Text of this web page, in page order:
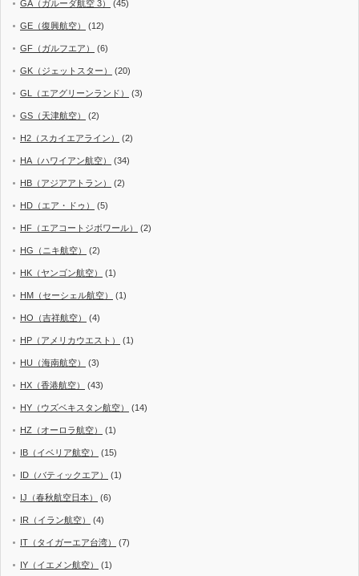
GA（ガルーダ航空 3） (45)
GE（復興航空） (12)
GF（ガルフエア） (6)
GK（ジェットスター） (20)
GL（エアグリーンランド） (3)
GS（天津航空） (2)
H2（スカイエアライン） (2)
HA（ハワイアン航空） (34)
HB（アジアアトラン） (2)
HD（エア・ドゥ） (5)
HF（エアコートジボワール） (2)
HG（ニキ航空） (2)
HK（ヤンゴン航空） (1)
HM（セーシェル航空） (1)
HO（吉祥航空） (4)
HP（アメリカウエスト） (1)
HU（海南航空） (3)
HX（香港航空） (43)
HY（ウズベキスタン航空） (14)
HZ（オーロラ航空） (1)
IB（イベリア航空） (15)
ID（バティックエア） (1)
IJ（春秋航空日本） (6)
IR（イラン航空） (4)
IT（タイガーエア台湾） (7)
IY（イエメン航空） (1)